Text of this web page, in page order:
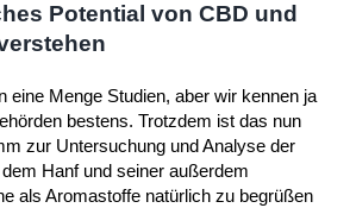
Potential von CBD und
eine Menge Studien, aber wir kennen ja
bestens. Trotzdem ist das nun
zur Untersuchung und Analyse der
Hanf und seiner außerdem
als Aromastoffe natürlich zu begrüßen